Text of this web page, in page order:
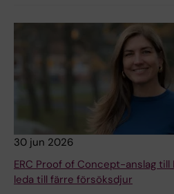
30 jun 2026
ERC Proof of Concept-anslag till
leda till färre försöksdjur